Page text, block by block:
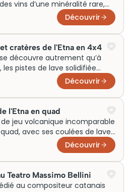
ou en plusieurs jours selon les
vins d’une minéralité rare,
et des vignes centenaires.
et de marchés animés,
naturelle vers ce vignoble
l’Etna proposent des
de 15 à 25 euros, alliant
et Carricante blanc dans des
transmis de génération
Découvrir
cratères de l'Etna en 4x4
découvre autrement qu’à
les pistes de lave solidifiée
jusqu’à 2 000 mètres
adventifs côtoient des
fumantes. Ces excursions,
certifiés qui
du volcan, combinent
paysage géologique.
avec confirmation
le centre de Catane inclus.
Découvrir
l'Etna en quad
de jeu volcanique incomparable
avec ses coulées de lave
et ses pistes de
jusqu’à 2 000 mètres
les excursions en quad
paysages lunaires
compagnie de guides locaux
Découvrir
Teatro Massimo Bellini
au compositeur catanais